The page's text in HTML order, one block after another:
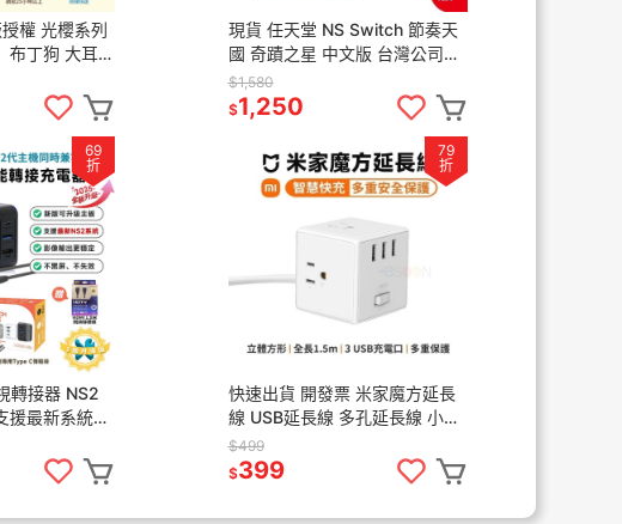
權 光櫻系列
布丁狗 大耳狗
卓 無線手把
現貨 任天堂 NS Switch 節奏天
國 奇蹟之星 中文版 台灣公司貨
附特典 節奏天國 節奏 音樂遊戲
派對 同樂
$1,580
$1,250
69
折
轉接器 NS2
援最新系統
投屏 可
79
折
快速出貨 開發票 米家魔方延長
線 USB延長線 多孔延長線 小米
公司貨 自動斷電 插座 充電器 快
充頭 小米延長線
$499
$399